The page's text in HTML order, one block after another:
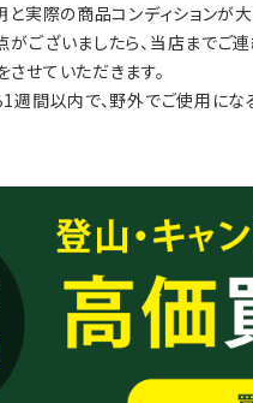
と実際の商品コンディションが
ございましたら、当店までご連
せていただきます。
間以内で、野外でご使用にな